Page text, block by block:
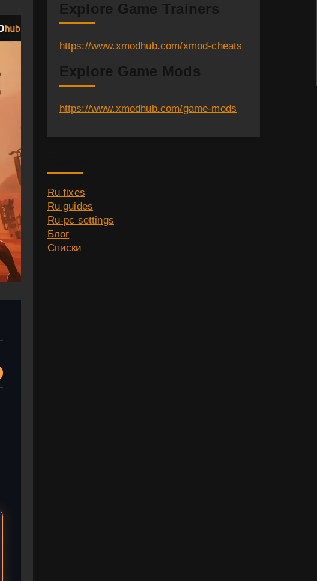
Explore Game Trainers
https://www.xmodhub.com/xmod-cheats
Explore Game Mods
https://www.xmodhub.com/game-mods
Ru fixes
Ru guides
Ru-pc settings
Блог
Списки